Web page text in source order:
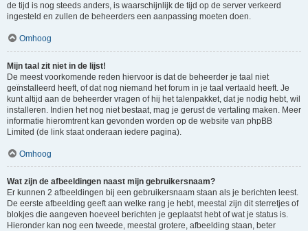
de tijd is nog steeds anders, is waarschijnlijk de tijd op de server verkeerd
ingesteld en zullen de beheerders een aanpassing moeten doen.
Omhoog
Mijn taal zit niet in de lijst!
De meest voorkomende reden hiervoor is dat de beheerder je taal niet
geïnstalleerd heeft, of dat nog niemand het forum in je taal vertaald heeft. Je
kunt altijd aan de beheerder vragen of hij het talenpakket, dat je nodig hebt, wil
installeren. Indien het nog niet bestaat, mag je gerust de vertaling maken. Meer
informatie hieromtrent kan gevonden worden op de website van phpBB
Limited (de link staat onderaan iedere pagina).
Omhoog
Wat zijn de afbeeldingen naast mijn gebruikersnaam?
Er kunnen 2 afbeeldingen bij een gebruikersnaam staan als je berichten leest.
De eerste afbeelding geeft aan welke rang je hebt, meestal zijn dit sterretjes of
blokjes die aangeven hoeveel berichten je geplaatst hebt of wat je status is.
Hieronder kan nog een tweede, meestal grotere, afbeelding staan, beter